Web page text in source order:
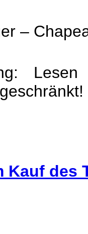
–
Kauf des